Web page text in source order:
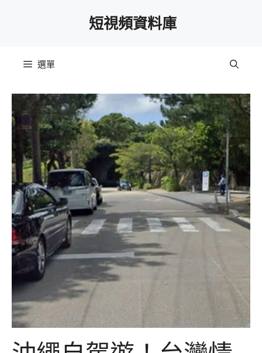
短視頻資料庫
選單